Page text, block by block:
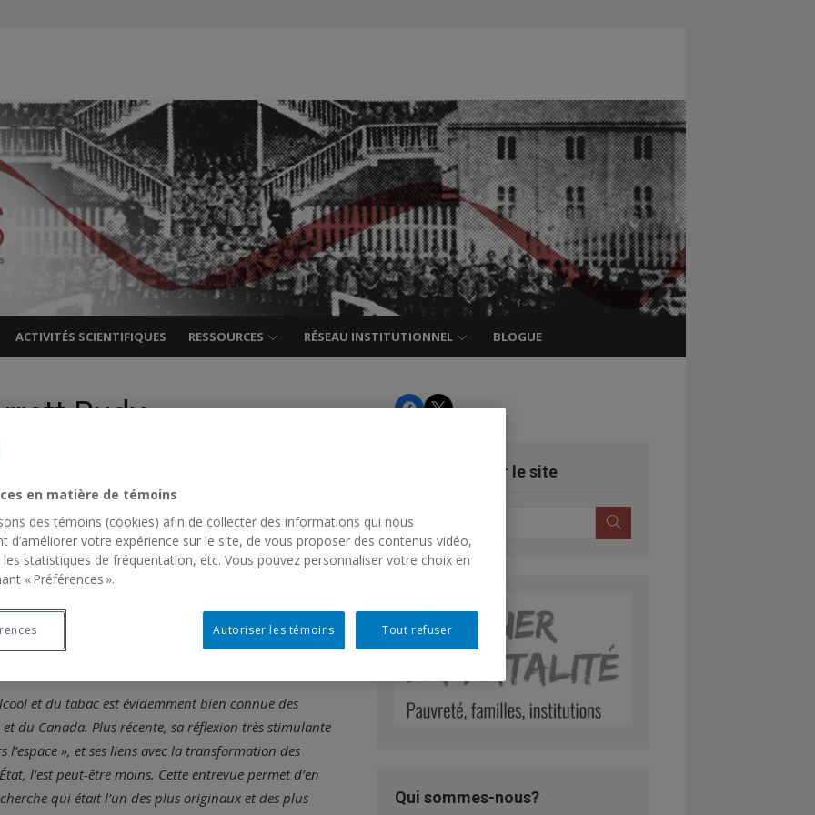
ACTIVITÉS SCIENTIFIQUES RESSOURCES RÉSEAU INSTITUTIONNEL BLOGUE
Rudy
sociales a été profondément bouleversée par la
Jarrett Rudy. Afin de lui rendre un premier hommage,
à l’expression de notre grande reconnaissance,
a donnée à Cory Verbauwhede pour le compte du
intellectuel, en rappelant les principales étapes
de ses influences théoriques et de la démarche
originaux sur la consommation d’alcool et de
et du tabac est évidemment bien connue des
du Canada. Plus récente, sa réflexion très stimulante
», et ses liens avec la transformation des
l’est peut-être moins. Cette entrevue permet d’en
qui était l’un des plus originaux et des plus
CHRSCHRS
Rechercher sur le site
Search
for:
Qui sommes-nous?
en matière de témoins
des témoins (cookies) afin de collecter des informations qui nous
d’améliorer votre expérience sur le site, de vous proposer des contenus vidéo,
les statistiques de fréquentation, etc. Vous pouvez personnaliser votre choix en
« Préférences ».
Tout refuser
Autoriser les témoins